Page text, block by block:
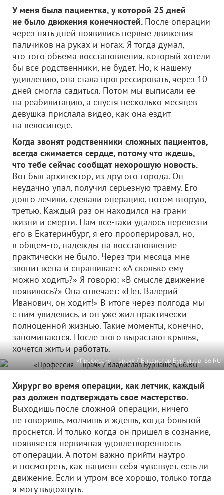
У меня была пациентка, у которой 25 дней
не было движения конечностей. После операции
через пять дней появились первые движения
пальчиков на руках и ногах. Я тогда думал,
что того объема восстановления, который хотели
бы все родственники, не будет. Но, к нашему
удивлению, она стала прогрессировать, через 10
дней смогла садиться. Потом мы выписали ее
на реабилитацию, а спустя несколько месяцев
девушка прислала видео, как она ездит
на велосипеде.
Когда звонят родственники сложных пациентов,
всегда сжимается сердце, потому что ждешь,
что тебе сейчас сообщат нехорошую новость.
Вот был архитектор, из другого города. Он
неудачно упал, получил серьезную травму. Его
долго лечили, сделали операцию, потом вторую,
третью. Каждый раз он находился на грани
жизни и смерти. Нам все-таки удалось перевезти
его в Екатеринбург, я его прооперировал, но,
в общем-то, надежды на восстановление
практически не было. Через три месяца мне
звонит жена и спрашивает: «А сколько ему
можно ходить?» Я говорю: «В смысле движение
появилось?» Она отвечает: «Нет, Валерий
Иванович, он ходит!» В итоге через полгода мы
с ним увиделись, и он уже жил практически
полноценной жизнью. Такие моменты, конечно,
запоминаются. После этого вырастают крылья,
хочется жить и работать.
«Профессия — врач» / Владислав Бурнашев, 66.RU
Хирург во время операции, как летчик, каждый
раз должен подтверждать свое мастерство.
Выходишь после сложной операции, ничего
не говоришь, молчишь и ждешь, когда больной
проснется. И только когда он пришел в сознание,
появляется первичная удовлетворенность
от операции. А потом важно прийти наутро
и посмотреть, как пациент себя чувствует, есть ли
движение. Если и утром все хорошо, только тогда
я могу выдохнуть.